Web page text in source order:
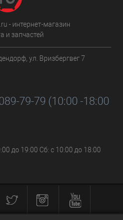
- интернет-магазин
и запчастей
ул. Вризбергвег 7
79-79 (10:00 -18:00
до 19:00 Сб: с 10:00 до 18:00